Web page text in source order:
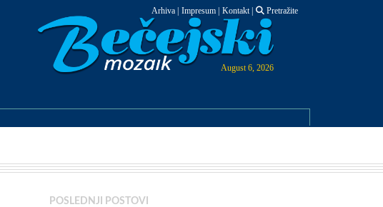
Arhiva Impresum Kontakt| Pretražite
August 6, 2026
POSLEDNJI POSTOVI